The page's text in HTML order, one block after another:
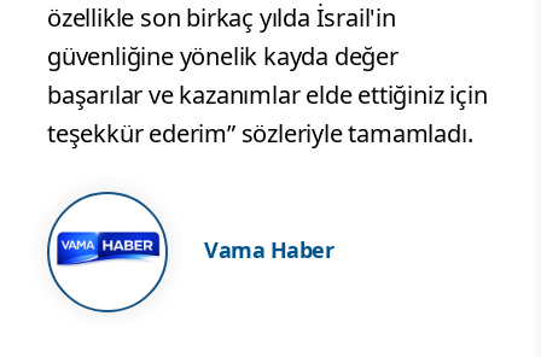
özellikle son birkaç yılda İsrail'in
güvenliğine yönelik kayda değer
başarılar ve kazanımlar elde ettiğiniz için
teşekkür ederim” sözleriyle tamamladı.
Vama Haber